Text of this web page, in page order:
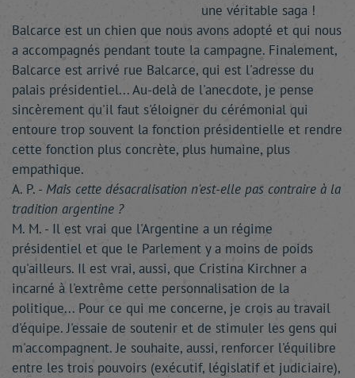
une véritable saga !
Balcarce est un chien que nous avons adopté et qui nous
a accompagnés pendant toute la campagne. Finalement,
Balcarce est arrivé rue Balcarce, qui est l'adresse du
palais présidentiel... Au-delà de l'anecdote, je pense
sincèrement qu'il faut s'éloigner du cérémonial qui
entoure trop souvent la fonction présidentielle et rendre
cette fonction plus concrète, plus humaine, plus
empathique.
A. P. - Mais cette désacralisation n'est-elle pas contraire à la
tradition argentine ?
M. M. - Il est vrai que l'Argentine a un régime
présidentiel et que le Parlement y a moins de poids
qu'ailleurs. Il est vrai, aussi, que Cristina Kirchner a
incarné à l'extrême cette personnalisation de la
politique... Pour ce qui me concerne, je crois au travail
d'équipe. J'essaie de soutenir et de stimuler les gens qui
m'accompagnent. Je souhaite, aussi, renforcer l'équilibre
entre les trois pouvoirs (exécutif, législatif et judiciaire),